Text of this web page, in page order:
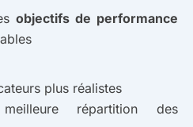
objectifs de performance
plus réalistes
répartition des